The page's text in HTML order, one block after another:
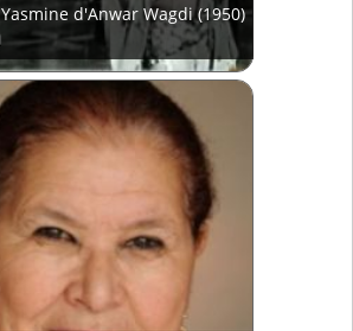
Yasmine d'Anwar Wagdi (1950)